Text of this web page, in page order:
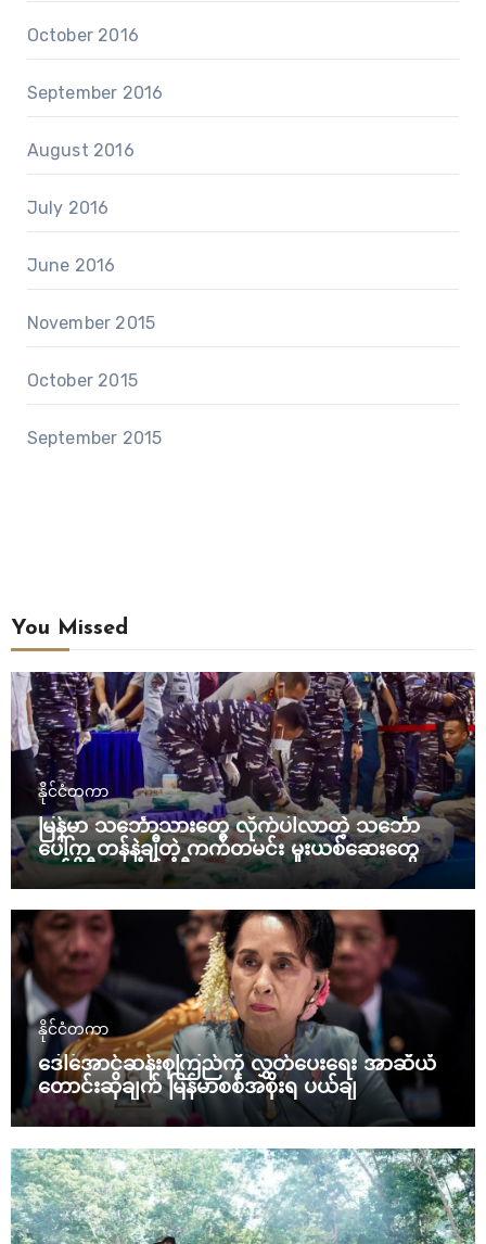
October 2016
September 2016
August 2016
July 2016
June 2016
November 2015
October 2015
September 2015
You Missed
နိုင်ငံတကာ
မြန်မာ သင်္ဘောသားတွေ လိုက်ပါလာတဲ့ သင်္ဘော
ပေါ်က တန်နဲ့ချီတဲ့ ကက်တမင်း မူးယစ်ဆေးတွေကို
အင်ဒိုနီးရှား ဖမ်းဆီး
နိုင်ငံတကာ
ဒေါ်အောင်ဆန်းစုကြည်ကို လွှတ်ပေးရေး အာဆီယံ
တောင်းဆိုချက် မြန်မာစစ်အစိုးရ ပယ်ချ